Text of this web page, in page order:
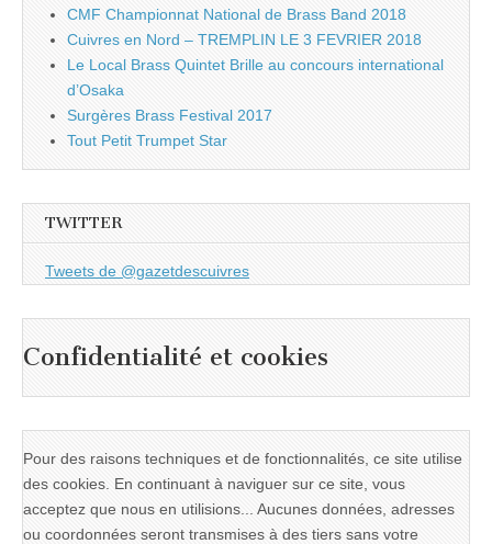
CMF Championnat National de Brass Band 2018
Cuivres en Nord – TREMPLIN LE 3 FEVRIER 2018
Le Local Brass Quintet Brille au concours international
d’Osaka
Surgères Brass Festival 2017
Tout Petit Trumpet Star
TWITTER
Tweets de @gazetdescuivres
Confidentialité et cookies
Pour des raisons techniques et de fonctionnalités, ce site utilise
des cookies. En continuant à naviguer sur ce site, vous
acceptez que nous en utilisions... Aucunes données, adresses
ou coordonnées seront transmises à des tiers sans votre